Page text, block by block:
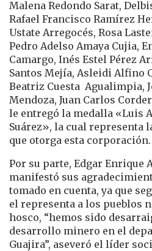
Malena Redondo Sarat,
Rafael Francisco Ramírez
Ustate Arregocés, Rosa
Pedro Adelso Amaya Cujia,
Camargo, Inés Estel Pérez
Santos Mejía, Asleidi Alfino
Beatriz Cuesta Agualimpia,
Mendoza, Juan Carlos
le entregó la medalla «Luis
Suárez», la cual representa
que otorga esta corporación.
Por su parte, Edgar Enrique
manifestó sus
tomado en cuenta, ya que
el representa a los pueblos
hosco, “hemos sido
desarrollo minero en el
Guajira”, aseveró el líder